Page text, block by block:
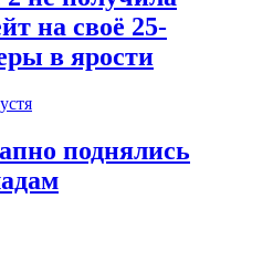
на своё 25-
в ярости
поднялись